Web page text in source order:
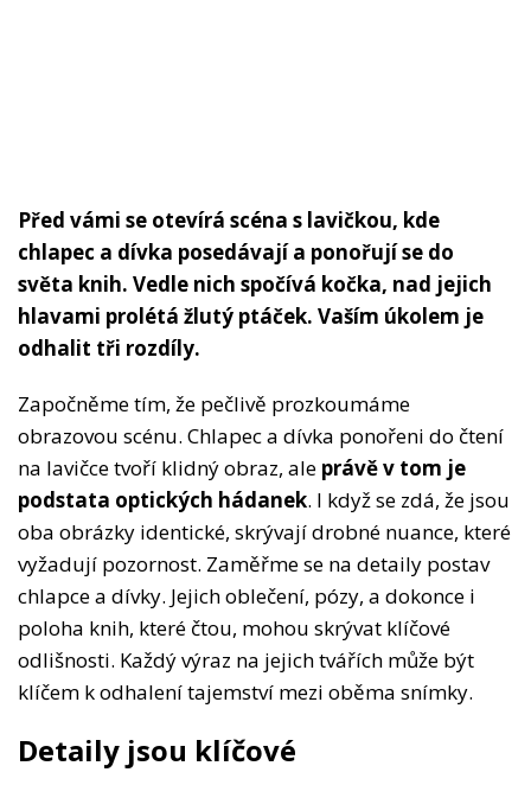
Před vámi se otevírá scéna s lavičkou, kde
chlapec a dívka posedávají a ponořují se do
světa knih. Vedle nich spočívá kočka, nad jejich
hlavami prolétá žlutý ptáček. Vaším úkolem je
odhalit tři rozdíly.
Započněme tím, že pečlivě prozkoumáme
obrazovou scénu. Chlapec a dívka ponořeni do čtení
na lavičce tvoří klidný obraz, ale právě v tom je
podstata optických hádanek. I když se zdá, že jsou
oba obrázky identické, skrývají drobné nuance, které
vyžadují pozornost. Zaměřme se na detaily postav
chlapce a dívky. Jejich oblečení, pózy, a dokonce i
poloha knih, které čtou, mohou skrývat klíčové
odlišnosti. Každý výraz na jejich tvářích může být
klíčem k odhalení tajemství mezi oběma snímky.
Detaily jsou klíčové